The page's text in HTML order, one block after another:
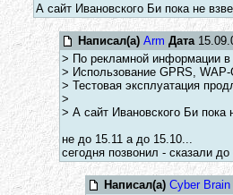
А сайт Ивановского Би пока не
Написал(а) Arm Дата
> По рекламной информации в
> Использование GPRS,
> Тестовая эксплуатация
>
> А сайт Ивановского Би
не до 15.11 а до 15.10...
сегодня позвонил - сказали
Написал(а) Cyber Brain